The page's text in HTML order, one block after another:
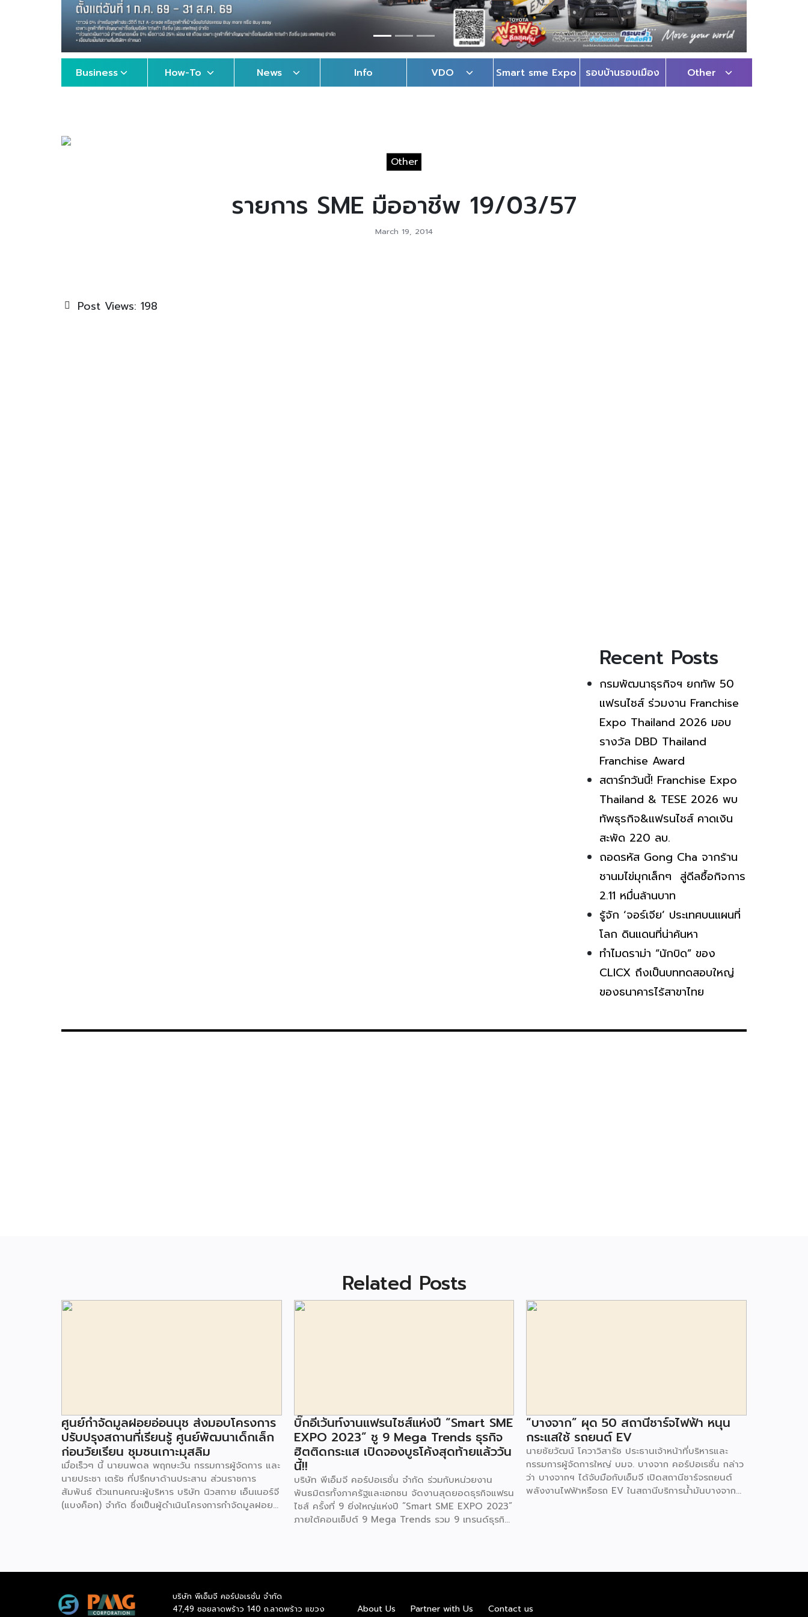
Business How-To News Info VDO Smart sme Expo รอบบ้านรอบเมือง Other
Other
รายการ SME มืออาชีพ 19/03/57
March 19, 2014
Post Views: 198
Recent Posts
กรมพัฒนาธุรกิจฯ ยกทัพ 50
แฟรนไชส์ ร่วมงาน Franchise
Expo Thailand 2026 มอบ
รางวัล DBD Thailand
Franchise Award
สตาร์ทวันนี้! Franchise Expo
Thailand & TESE 2026 พบ
ทัพธุรกิจ&แฟรนไชส์ คาดเงิน
สะพัด 220 ลบ.
ถอดรหัส Gong Cha จากร้าน
ชานมไข่มุกเล็กๆ สู่ดีลซื้อกิจการ
2.11 หมื่นล้านบาท
รู้จัก ‘จอร์เจีย’ ประเทศบนแผนที่
โลก ดินแดนที่น่าค้นหา
ทำไมดราม่า “นักบิด” ของ
CLICX ถึงเป็นบททดสอบใหญ่
ของธนาคารไร้สาขาไทย
Related Posts
ศูนย์กำจัดมูลฝอยอ่อนนุช ส่งมอบโครงการ
ปรับปรุงสถานที่เรียนรู้ ศูนย์พัฒนาเด็กเล็ก
ก่อนวัยเรียน ชุมชนเกาะมุสลิม
เมื่อเร็วๆ นี้ นายนพดล พฤกษะวัน กรรมการผู้จัดการ และ
นายประชา เตรัช ที่ปรึกษาด้านประสาน ส่วนราชการ
สัมพันธ์ ตัวแทนคณะผู้บริหาร บริษัท นิวสกาย เอ็นเนอร์จี
(แบงค็อก) จํากัด ซึ่งเป็นผู้ดำเนินโครงการกำจัดมูลฝอย
ประเวศ เขตประเวศ กรุงเทพมหานคร ทั้งนี้โครงการ
ชุมชนเกาะมุสลิม ตั้งอยู่ในซอยอ่อนนุช 86 ดำเนินการขึ้น
เพื่อเพิ่มพื้นที่การเรียนรู้เพิ่มเติมนอกห้องเรียน และใช้เป็น
บิ๊กอีเว้นท์งานแฟรนไชส์แห่งปี “Smart SME
EXPO 2023” ชู 9 Mega Trends ธุรกิจ
ฮิตติดกระแส เปิดจองบูธโค้งสุดท้ายแล้ววัน
นี้!!
บริษัท พีเอ็มจี คอร์ปอเรชั่น จำกัด ร่วมกับหน่วยงาน
พันธมิตรทั้งภาครัฐและเอกชน จัดงานสุดยอดธุรกิจแฟรน
ไชส์ ครั้งที่ 9 ยิ่งใหญ่แห่งปี “Smart SME EXPO 2023”
ภายใต้คอนเซ็ปต์ 9 Mega Trends รวม 9 เทรนด์ธุรกิจ
Health & Wellness Trends, E-Commerce
ระดับร่วม 250 บูธ ในงบลงทุนเริ่มต้นหลักพัน หลักหมื่น
“บางจาก” ผุด 50 สถานีชาร์จไฟฟ้า หนุน
กระแสใช้ รถยนต์ EV
นายชัยวัฒน์ โควาวิสารัช ประธานเจ้าหน้าที่บริหารและ
กรรมการผู้จัดการใหญ่ บมจ. บางจาก คอร์ปอเรชั่น กล่าว
ว่า บางจากฯ ได้จับมือกับเอ็มจี เปิดสถานีชาร์จรถยนต์
พลังงานไฟฟ้าหรือรถ EV ในสถานีบริการน้ำมันบางจาก
จะทำให้สถานีบริการน้ำมันบางจากมีสถานีชาร์จรถ EV ทั้ง
พลังงานไฟฟ้า เพื่อรองรับการเติบโตของตลาดรถยนต์
บริษัท พีเอ็มจี คอร์ปอเรชั่น จำกัด
47,49 ซอยลาดพร้าว 140 ถ.ลาดพร้าว แขวง
About Us Partner with Us Contact us